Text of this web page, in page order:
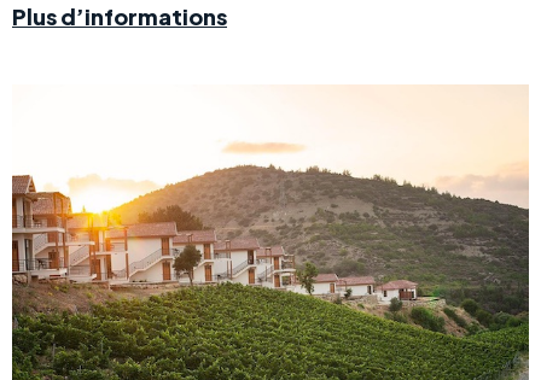
Plus d’informations